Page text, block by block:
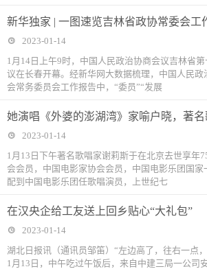
新华独家 | 一图速览吉林省政协常委会工
2023-01-14
1月14日上午9时，中国人民政治协商会议吉林省
议在长春开幕。经新华网大数据梳理，中国人民政
会常务委员会工作报告中，“委员”“发展
她演唱《外婆的澎湖湾》家喻户晓，著
2023-01-14
1月13日下午著名歌唱家谢莉斯于在北京去世享年
会会员，中国电影家协会会员，中国电影乐团国家
配到中国电影乐团任歌唱演员，上世纪七
在汉央企给工友送上回乡贴心“大礼包”
2023-01-14
湖北日报讯（通讯员邹笛）“左边高了，往右一
1月13日，中午吃过午饭后，来自中建三局一公司